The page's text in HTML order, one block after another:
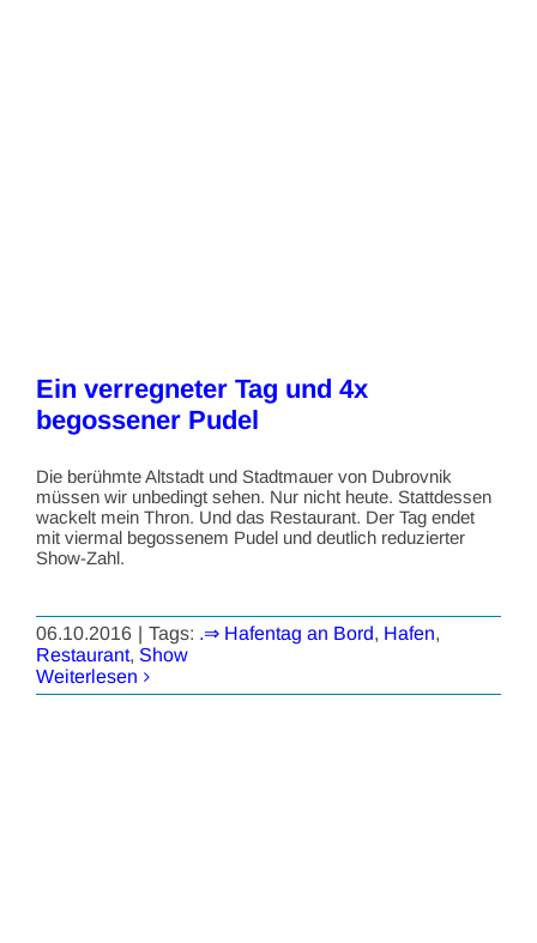
Ein verregneter Tag und 4x
begossener Pudel
Die berühmte Altstadt und Stadtmauer von Dubrovnik
müssen wir unbedingt sehen. Nur nicht heute. Stattdessen
wackelt mein Thron. Und das Restaurant. Der Tag endet
mit viermal begossenem Pudel und deutlich reduzierter
Show-Zahl.
06.10.2016 | Tags: .⇒ Hafentag an Bord, Hafen,
Restaurant, Show
Weiterlesen